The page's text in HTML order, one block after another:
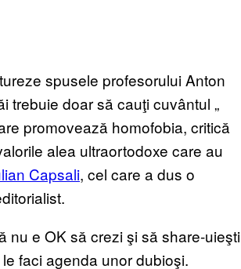
spusele profesorului Anton
trebuie doar să cauţi cuvântul „
promovează homofobia, critică
alea ultraortodoxe care au
Capsali, cel care a dus o
nu e OK să crezi şi să share-uieşti
faci agenda unor dubioşi.